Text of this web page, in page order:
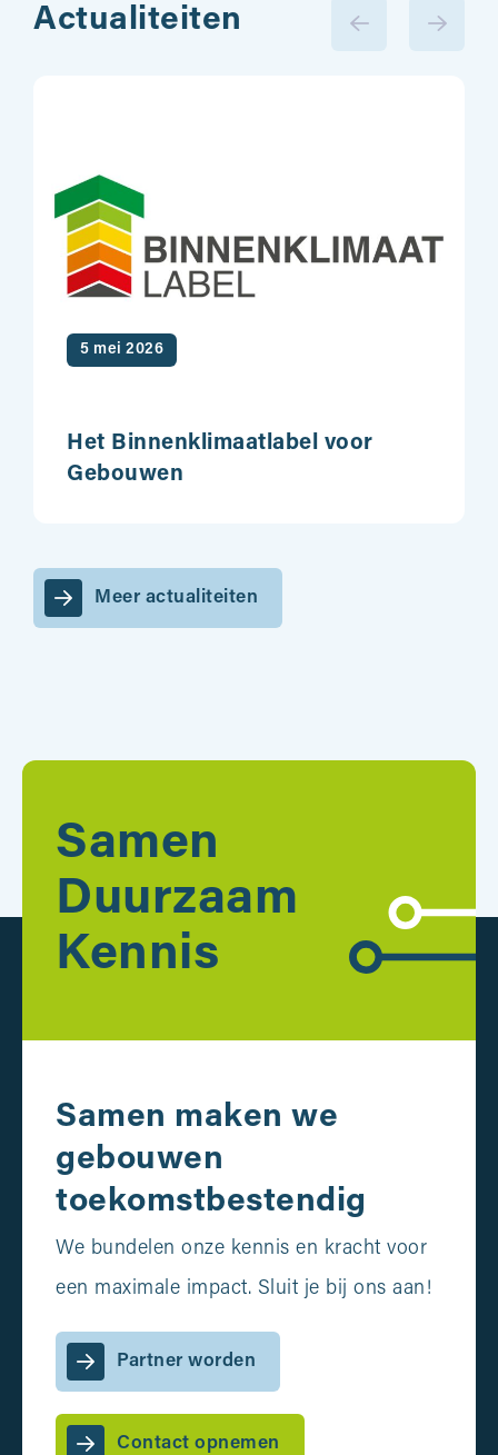
Actualiteiten
5 mei 2026
Het Binnenklimaatlabel voor
Gebouwen
Meer actualiteiten
Samen
Duurzaam
Kennis
Samen maken we
gebouwen
toekomstbestendig
We bundelen onze kennis en kracht voor
een maximale impact. Sluit je bij ons aan!
Partner worden
Contact opnemen